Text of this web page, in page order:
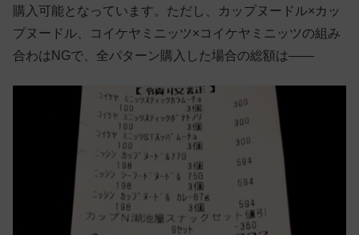
購入可能となっています。ただし、カップヌードル×カッ
プヌードル、コイケヤミニッツ×コイケヤミニッツの組み
合わはNGで、全パターン購入した場合の総額は——